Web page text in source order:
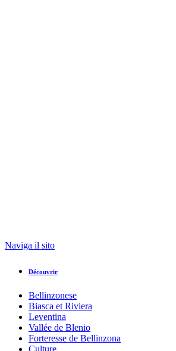
Naviga il sito
Découvrir
Bellinzonese
Biasca et Riviera
Leventina
Vallée de Blenio
Forteresse de Bellinzona
Culture